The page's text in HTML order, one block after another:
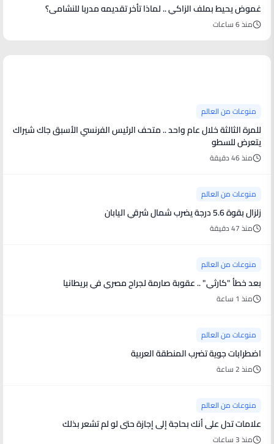
غموض يحيط بملف الزاكي .. لماذا تأخر تقديمه مدربا للنشامى؟
منذ 6 ساعات
منوعات من العالم
للمرة الثالثة خلال عام واحد .. متحف الرئيس الفرنسي الأسبق جاك شيراك
يتعرض للسطو
منذ 46 دقيقة
منوعات من العالم
زلزال بقوة 5.6 درجة يضرب شمال شرقي اليابان
منذ 47 دقيقة
منوعات من العالم
بعد خطأ "كارثي" .. عقوبة صارمة لجراح مصري في بريطانيا
منذ 1 ساعة
منوعات من العالم
اضطرابات جوية تضرب المنطقة العربية
منذ 2 ساعة
منوعات من العالم
علامات تدل على أنك بحاجة إلى إجازة حتى لو لم تشعر بذلك
منذ 3 ساعات